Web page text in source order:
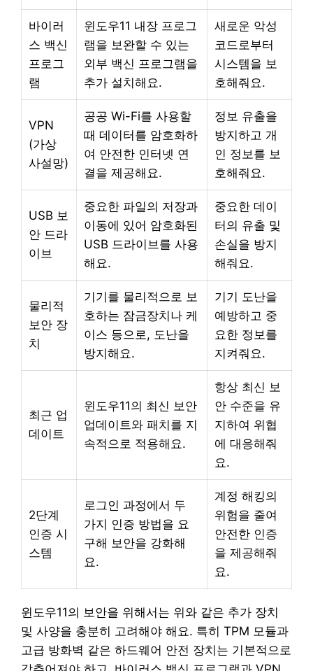
바이러
스 백신
프로그
램
윈도우11 내장 프로그
램을 보완할 수 있는
외부 백신 프로그램을
추가 설치해요.
새로운 악성
코드로부터
시스템을 보
호해줘요.
VPN
(가상
사설망)
공공 Wi-Fi를 사용할
때 데이터를 암호화하
여 안전한 인터넷 연
결을 제공해요.
정보 유출을
방지하고 개
인 정보를 보
호해줘요.
USB 보
안 드라
이브
중요한 파일의 저장과
이동에 있어 암호화된
USB 드라이브를 사용
해요.
중요한 데이
터의 유출 및
손실을 방지
해줘요.
물리적
보안 장
치
기기를 물리적으로 보
호하는 잠금장치나 케
이스 등으로, 도난을
방지해요.
기기 도난을
예방하고 중
요한 정보를
지켜줘요.
최근 업
데이트
윈도우11의 최신 보안
업데이트와 패치를 지
속적으로 적용해요.
항상 최신 보
안 수준을 유
지하여 위협
에 대응해줘
요.
2단계
인증 시
스템
로그인 과정에서 두
가지 인증 방법을 요
구해 보안을 강화해
요.
계정 해킹의
위험을 줄여
안전한 인증
을 제공해줘
요.
윈도우11의 보안을 위해서는 위와 같은 추가 장치
및 사양을 충분히 고려해야 해요. 특히 TPM 모듈과
고급 방화벽 같은 하드웨어 안전 장치는 기본적으로